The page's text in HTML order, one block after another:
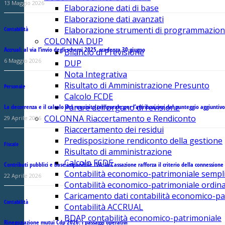
Elaborazione dati di base
Elaborazione dati avanzati
Elaborazione strumenti di
COLONNA DUP
Bilancio di Previsione
DUP
Nota Integrativa
Risultato di Amministrazione Presunto
Calcolo FCDE
Parere dell’organo di revisione
COLONNA Riaccertamento e Rendiconto
Riaccertamento dei residui
Predisposizione rendiconto della gestione
Risultato di amministrazione
Calcolo FCDE
Contabilità economico-patrimoniale
Contabilità economico-patrimoniale
Caricamento dati contabilità economico-
Contabilità ACCRUAL
BDAP contabilità economico-patrimoniale
13 Maggio 2026
Contabilità
Accrual: al via l’invio degli schemi 2025, scadenza 30 giugno
6 Maggio 2026
Personale
La decorrenza e il calcolo del requisito temporale per l’attribuzione del punteggio
29 Aprile 2026
Fiscale
Contributi pubblici e base imponibile IVA: la Cassazione rafforza il criterio della
22 Aprile 2026
Contabilità
Rinegoziazione mutui Cdp 2026: i passaggi operativi